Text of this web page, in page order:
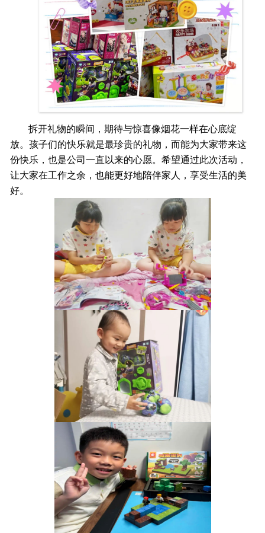
拆开礼物的瞬间，期待与惊喜像烟花一样在心底绽
放。孩子们的快乐就是最珍贵的礼物，而能为大家带来这
份快乐，也是公司一直以来的心愿。希望通过此次活动，
让大家在工作之余，也能更好地陪伴家人，享受生活的美
好。